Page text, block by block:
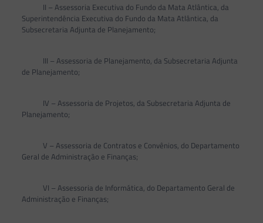
II – Assessoria Executiva do Fundo da Mata Atlântica, da
Superintendência Executiva do Fundo da Mata Atlântica, da
Subsecretaria Adjunta de Planejamento;
III – Assessoria de Planejamento, da Subsecretaria Adjunta
de Planejamento;
IV – Assessoria de Projetos, da Subsecretaria Adjunta de
Planejamento;
V – Assessoria de Contratos e Convênios, do Departamento
Geral de Administração e Finanças;
VI – Assessoria de Informática, do Departamento Geral de
Administração e Finanças;